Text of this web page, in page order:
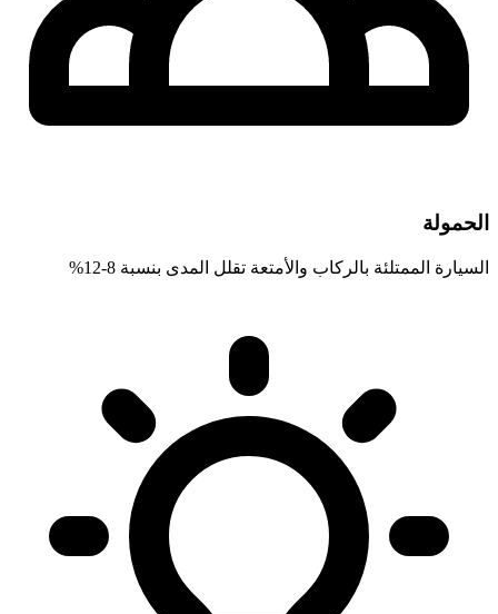
الحمولة
السيارة الممتلئة بالركاب والأمتعة تقلل المدى بنسبة 8-12%